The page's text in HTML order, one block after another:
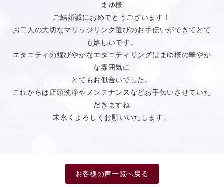
まゆ様
ご結婚誠におめでとうございます！
お二人の大切なマリッジリング選びのお手伝いができてとて
も嬉しいです。
エタニティの煌びやかなエタニティリングはまゆ様の華やか
な雰囲気に
とてもお似合いでした。
これからは店頭洗浄やメンテナンスなどお手伝いさせていた
だきますね
末永くよろしくお願いいたします。
お客様の声一覧へ戻る